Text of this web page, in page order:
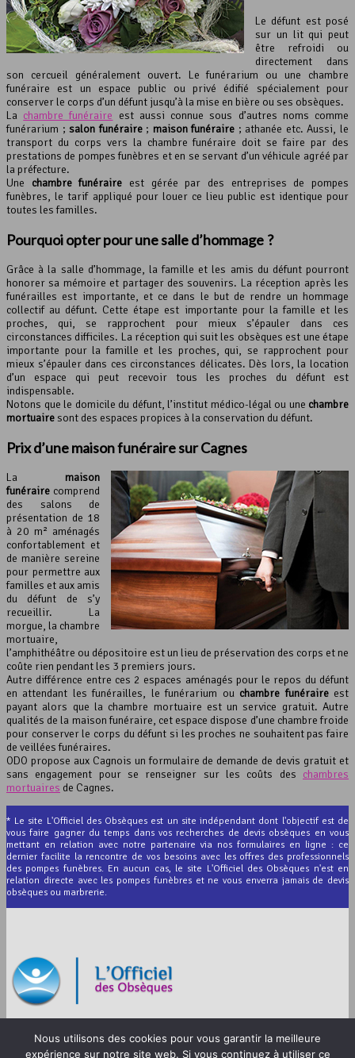
Le défunt est posé
sur un lit qui peut
être refroidi ou
directement dans
son cercueil généralement ouvert. Le funérarium ou une chambre
funéraire est un espace public ou privé édifié spécialement pour
conserver le corps d’un défunt jusqu’à la mise en bière ou ses obsèques.
La chambre funéraire est aussi connue sous d’autres noms comme
funérarium ;salon funéraire; maison funéraire ; athanée etc. Aussi, le
transport du corps vers la chambre funéraire doit se faire par des
prestations de pompes funèbres et en se servant d’un véhicule agréé par
la préfecture.
Une chambre funéraire est gérée par des entreprises de pompes
funèbres, le tarif appliqué pour louer ce lieu public est identique pour
toutes les familles.
Pourquoi opter pour unesalle d’hommage ?
Grâce à la salle d’hommage, la famille et les amis du défunt pourront
honorer sa mémoire et partager des souvenirs. La réception après les
funérailles est importante, et ce dans le but de rendre un hommage
collectif au défunt. Cette étape est importante pour la famille et les
proches, qui, se rapprochent pour mieux s’épauler dans ces
circonstances difficiles. La réception qui suit les obsèques est une étape
importante pour la famille et les proches, qui, se rapprochent pour
mieux s’épauler dans ces circonstances délicates. Dès lors, la location
d’un espace qui peut recevoir tous les proches du défunt est
indispensable.
Notons que le domicile du défunt, l’institut médico-légal ou une chambre
mortuaire sont des espaces propices à la conservation du défunt.
Prix d’unemaison funérairesur Cagnes
La maison
funéraire comprend
des salons de
présentation de 18
à 20 m² aménagés
confortablement et
de manière sereine
pour permettre aux
familles et aux amis
du défunt de s’y
recueillir. La
morgue, la chambre
mortuaire,
l’amphithéâtre ou dépositoire est un lieu de préservation des corps et ne
coûte rien pendant les 3 premiers jours.
Autre différence entre ces 2 espaces aménagés pour le repos du défunt
en attendant les funérailles, le funérarium ou chambre funéraireest
payant alors que la chambre mortuaire est un service gratuit. Autre
qualités de la maison funéraire, cet espace dispose d’une chambre froide
pour conserver le corps du défunt si les proches ne souhaitent pas faire
de veillées funéraires.
ODO propose aux Cagnois un formulaire de demande de devis gratuit et
sans engagement pour se renseigner sur les coûts des chambres
mortuaires de Cagnes.
* Le site L'Officiel des Obsèques est un site indépendant dont l'objectif est de
vous faire gagner du temps dans vos recherches de devis obsèques en vous
mettant en relation avec notre partenaire via nos formulaires en ligne : ce
dernier facilite la rencontre de vos besoins avec les offres des professionnels
des pompes funèbres. En aucun cas, le site L'Officiel des Obsèques n'est en
relation directe avec les pompes funèbres et ne vous enverra jamais de devis
obsèques ou marbrerie.
© 2012-2026 L’Officiel des Obsèques
Mentions légales
Nous utilisons des cookies pour vous garantir la meilleure
expérience sur notre site web. Si vous continuez à utiliser ce